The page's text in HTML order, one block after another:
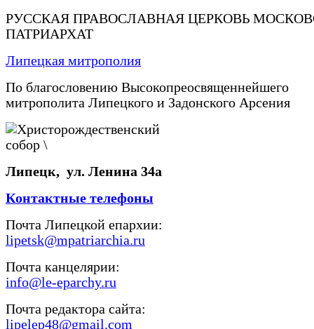
РУССКАЯ ПРАВОСЛАВНАЯ ЦЕРКОВЬ
ПАТРИАРХАТ
Липецкая митрополия
По благословению Высокопреосвященнейшего
митрополита Липецкого и Задонского Арсения
Липецк, ул. Ленина 34а
Контактные телефоны
Почта Липецкой епархии:
lipetsk@mpatriarchia.ru
Почта канцелярии:
info@le-eparchy.ru
Почта редактора сайта:
lipelep48@gmail.com